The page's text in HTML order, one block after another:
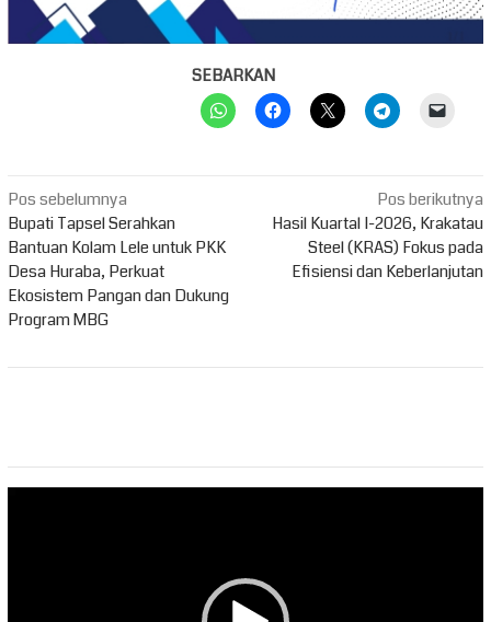
SEBARKAN
Navigasi
pos
Pos sebelumnya
Bupati Tapsel Serahkan
Bantuan Kolam Lele untuk PKK
Desa Huraba, Perkuat
Ekosistem Pangan dan Dukung
Program MBG
Pos berikutnya
Hasil Kuartal I-2026, Krakatau
Steel (KRAS) Fokus pada
Efisiensi dan Keberlanjutan